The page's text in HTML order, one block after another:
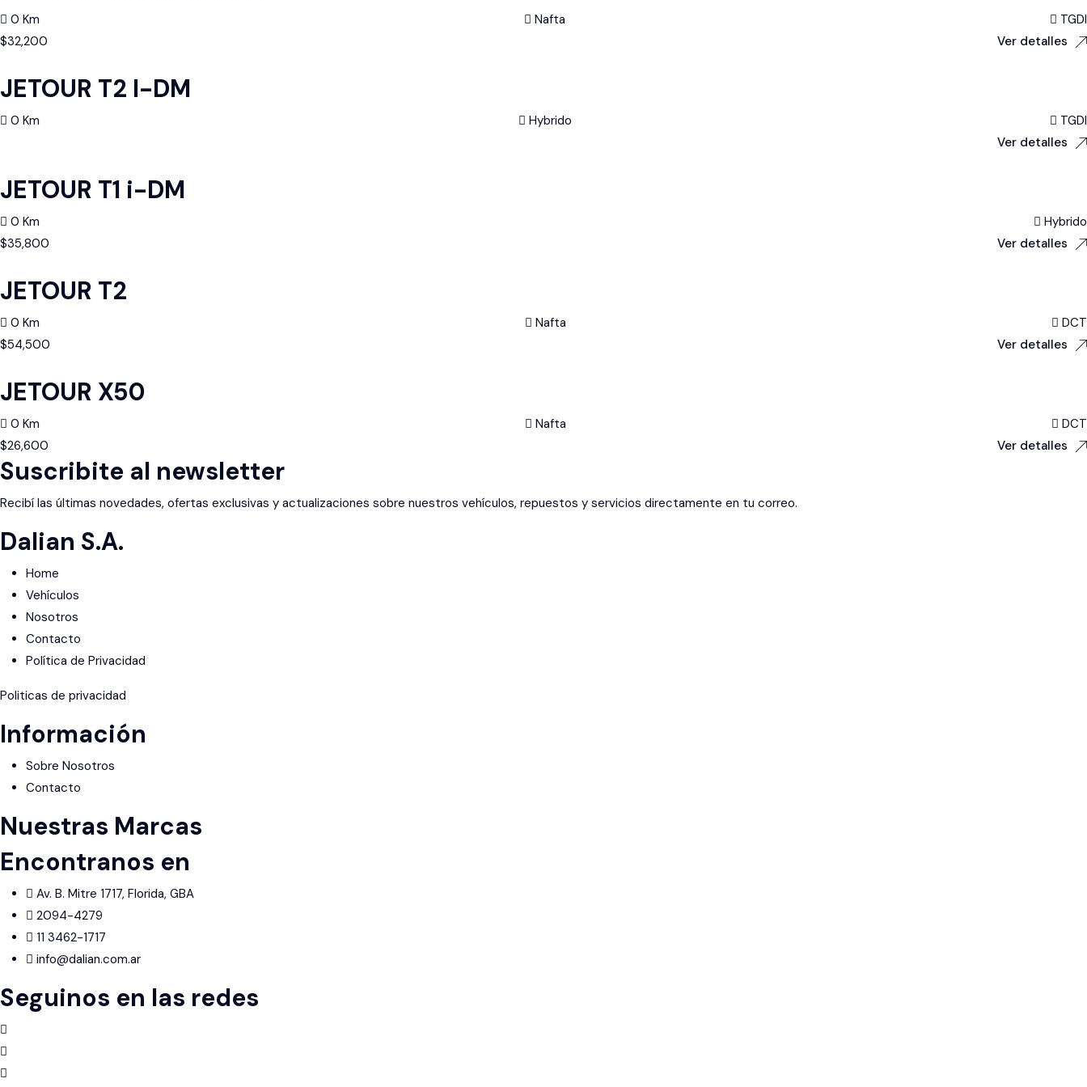
0 Km Nafta
TGDI
$32,200 Ver detalles
JETOUR T2 I-DM
0 Km Hybrido
TGDI
Ver detalles
JETOUR T1 i-DM
0 Km
Hybrido
$35,800 Ver detalles
JETOUR T2
0 Km Nafta
DCT
$54,500 Ver detalles
JETOUR X50
0 Km Nafta
DCT
$26,600 Ver detalles
Suscribite al newsletter
Recibí las últimas novedades, ofertas exclusivas y actualizaciones sobre nuestros vehículos, repuestos y servicios directamente en tu correo.
Dalian S.A.
Home
Vehículos
Nosotros
Contacto
Política de Privacidad
Politicas de privacidad
Información
Sobre Nosotros
Contacto
Nuestras Marcas
Encontranos en
Av. B. Mitre 1717, Florida, GBA
2094-4279
11 3462-1717
info@dalian.com.ar
Seguinos en las redes